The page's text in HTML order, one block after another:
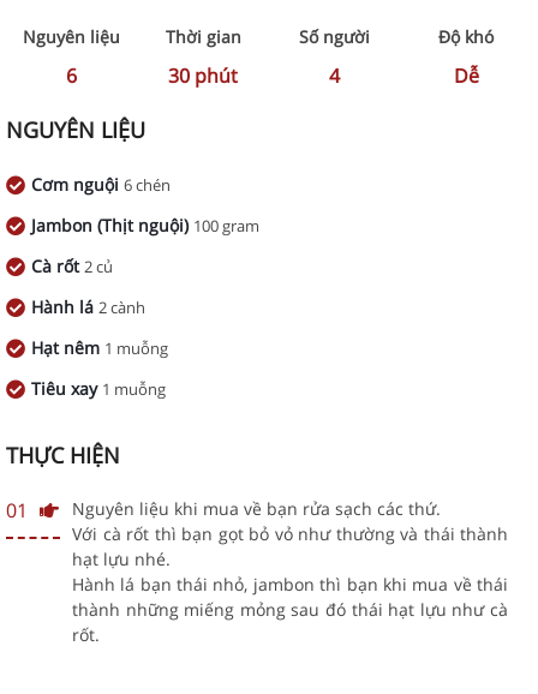
Nguyên liệu
6
Thời gian
30 phút
Số người
4
Độ khó
Dễ
NGUYÊN LIỆU
Cơm nguội 6 chén
Jambon (Thịt nguội) 100 gram
Cà rốt2 củ
Hành lá 2 cành
Hạt nêm 1 muỗng
Tiêu xay 1 muỗng
THỰC HIỆN
01
Nguyên liệu khi mua về bạn rửa sạch các thứ.
Với cà rốt thì bạn gọt bỏ vỏ như thường và thái thành
hạt lựu nhé.
Hành lá bạn thái nhỏ, jambon thì bạn khi mua về thái
thành những miếng mỏng sau đó thái hạt lựu như cà
rốt.